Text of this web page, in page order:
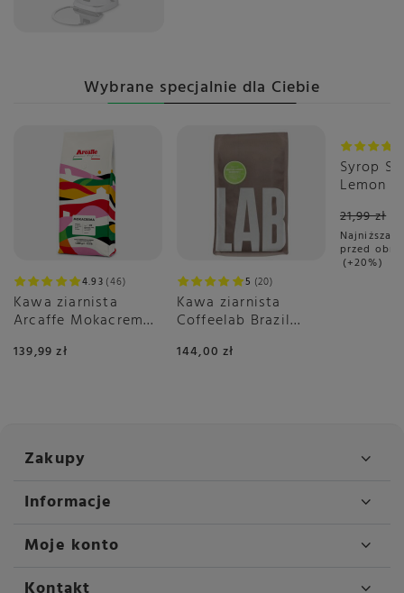
Wybrane specjalnie dla Ciebie
4.93 46
Kawa ziarnista
Arcaffe Mokacrema
139,99 zł
5 20
Kawa ziarnista
Coffeelab Brazil
1kg
144,00 zł
Okazja
Syrop
Lemon
21,99 zł
Najniższa
przed
+20%
Zakupy
Informacje
Moje konto